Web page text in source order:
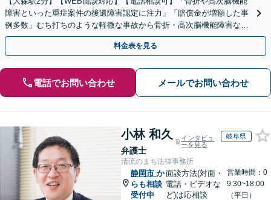
障害といった重症案件の後遺障害認定に注力」「賠償金が増額した事
例多数」むち打ちのような軽微な事故から骨折・高次脳機能障害など
の重症事故まで、事故の規模に関わらず対応いたします
料金表を見る
電話でお問い合わせ メールでお問い合わせ
小林 和久
弁護士
インタビュ
ーを見る
岐阜県
清流のまち法律事務所
静岡市 か
らも相談
受付中
面談方法(対面・
電話・ビデオな
ど)は応相談
営業時間：0
9:30~18:00
（平日）